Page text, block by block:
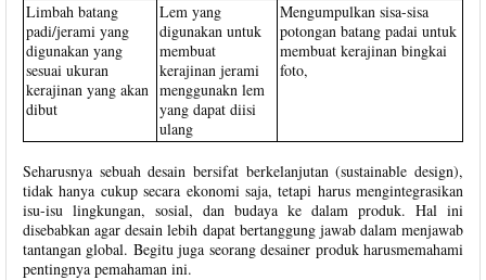
Limbah batang
padi/jerami yang
digunakan yang
sesuai ukuran
kerajinan yang akan
dibut
Lem yang
digunakan untuk
membuat
kerajinan jerami
menggunakn lem
yang dapat diisi
ulang
Mengumpulkan sisa-sisa
potongan batang padai untuk
membuat kerajinan bingkai
foto,
Seharusnya sebuah desain bersifat berkelanjutan (sustainable design),
tidak hanya cukup secara ekonomi saja, tetapi harus mengintegrasikan
isu-isu lingkungan, sosial, dan budaya ke dalam produk. Hal ini
disebabkan agar desain lebih dapat bertanggung jawab dalam menjawab
tantangan global. Begitu juga seorang desainer produk harusmemahami
pentingnya pemahaman ini.